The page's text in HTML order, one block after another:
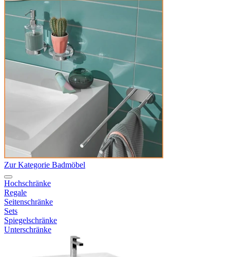
Zur Kategorie Badmöbel
Hochschränke
Regale
Seitenschränke
Sets
Spiegelschränke
Unterschränke